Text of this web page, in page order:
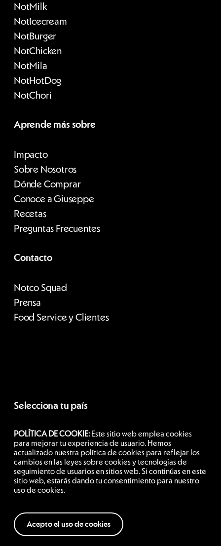
NotMilk
NotIcecream
NotBurger
NotChicken
NotMila
NotHotDog
NotChori
Aprende más sobre
Impacto
Sobre Nosotros
Dónde Comprar
Conoce a Giuseppe
Recetas
Preguntas Frecuentes
Contacto
Notco Squad
Prensa
Food Service y Clientes
Selecciona tu país
Chile
Siguenos
POLÍTICA DE COOKIE:Este sitio web emplea cookies
para mejorar tu experiencia de usuario. Hemos
actualizado nuestra política de cookies para reflejar los
cambios en las leyes sobre cookies y tecnologías de
seguimiento de usuarios en sitios web. Si continúas en este
sitio web, estarás dando tu consentimiento para nuestro
uso de cookies.
Acepto el uso de cookies